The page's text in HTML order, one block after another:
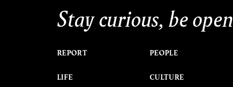
Stay curious, be open
REPORT
LIFE
PEOPLE
CULTURE